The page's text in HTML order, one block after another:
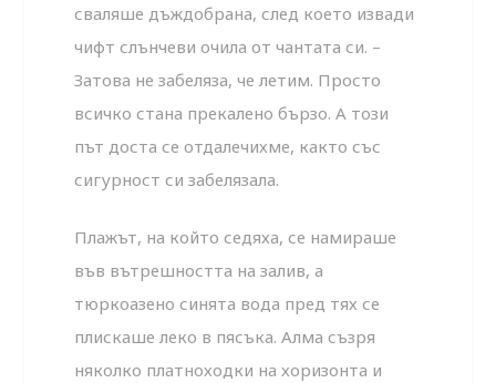
сваляше дъждобрана, след което извади
чифт слънчеви очила от чантата си. –
Затова не забеляза, че летим. Просто
всичко стана прекалено бързо. А този
път доста се отдалечихме, както със
сигурност си забелязала.
Плажът, на който седяха, се намираше
във вътрешността на залив, а
тюркоазено синята вода пред тях се
плискаше леко в пясъка. Алма съзря
няколко платноходки на хоризонта и